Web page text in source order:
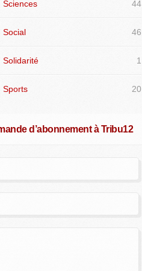
Sciences 44
Social 46
Solidarité 1
Sports 20
d’abonnement à Tribu12